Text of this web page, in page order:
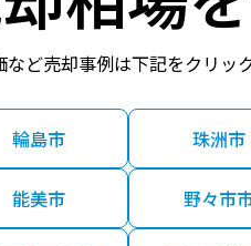
ど売却事例は下記をクリッ
輪島市 珠洲市
能美市 野々市